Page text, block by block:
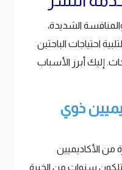
الشديدة،
احتياجات الباحثين
إليك أبرز الأسباب
ذوي
من الأكاديميين
سنوات من الخبرة